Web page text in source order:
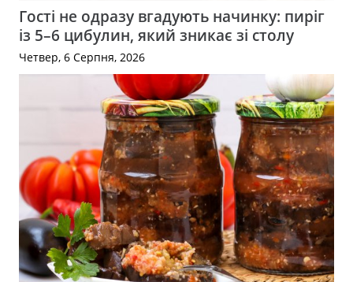
Гості не одразу вгадують начинку: пиріг
із 5–6 цибулин, який зникає зі столу
Четвер, 6 Серпня, 2026